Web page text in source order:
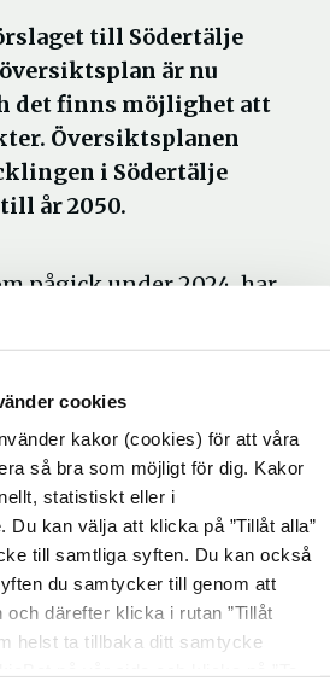
cookies
kakor (cookies) för att våra
så bra som möjligt för dig. Kakor
statistiskt eller i
Du kan välja att klicka på ”Tillåt alla”
till samtliga syften. Du kan också
du samtycker till genom att
därefter klicka i rutan ”Tillåt
helst ta tillbaka ditt samtycke
till Södertälje
är nu
det finns möjlighet att
Översiktsplanen
i Södertälje
år 2050.
pågick under 2024, har
synpunkterna och
perioden 19 juni -
och synpunkter.
hur mark, vatten och
Södertälje kommun ska
och bevaras fram till år
visa vilka
och strategier som ska
samhällsbyggandet i